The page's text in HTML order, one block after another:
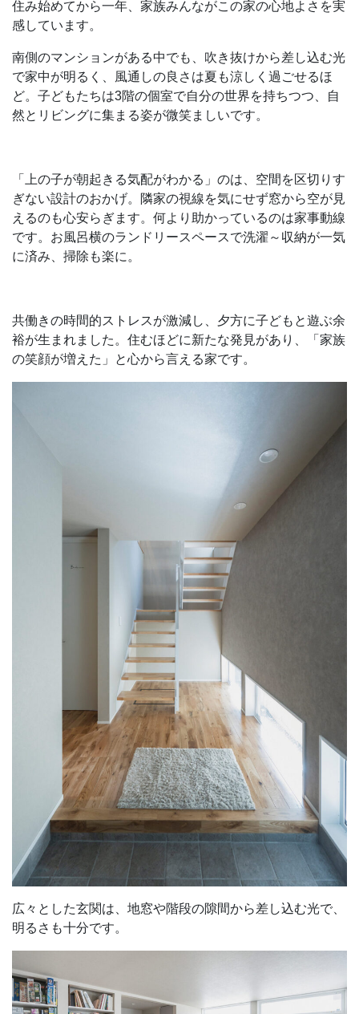
住み始めてから一年、家族みんながこの家の心地よさを実
感しています。
南側のマンションがある中でも、吹き抜けから差し込む光
で家中が明るく、風通しの良さは夏も涼しく過ごせるほ
ど。子どもたちは3階の個室で自分の世界を持ちつつ、自
然とリビングに集まる姿が微笑ましいです。
「上の子が朝起きる気配がわかる」のは、空間を区切りす
ぎない設計のおかげ。隣家の視線を気にせず窓から空が見
えるのも心安らぎます。何より助かっているのは家事動線
です。お風呂横のランドリースペースで洗濯～収納が一気
に済み、掃除も楽に。
共働きの時間的ストレスが激減し、夕方に子どもと遊ぶ余
裕が生まれました。住むほどに新たな発見があり、「家族
の笑顔が増えた」と心から言える家です。
広々とした玄関は、地窓や階段の隙間から差し込む光で、
明るさも十分です。